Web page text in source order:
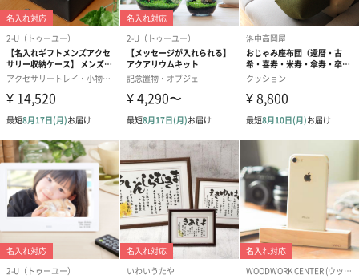
付属品
・組み立て説明書